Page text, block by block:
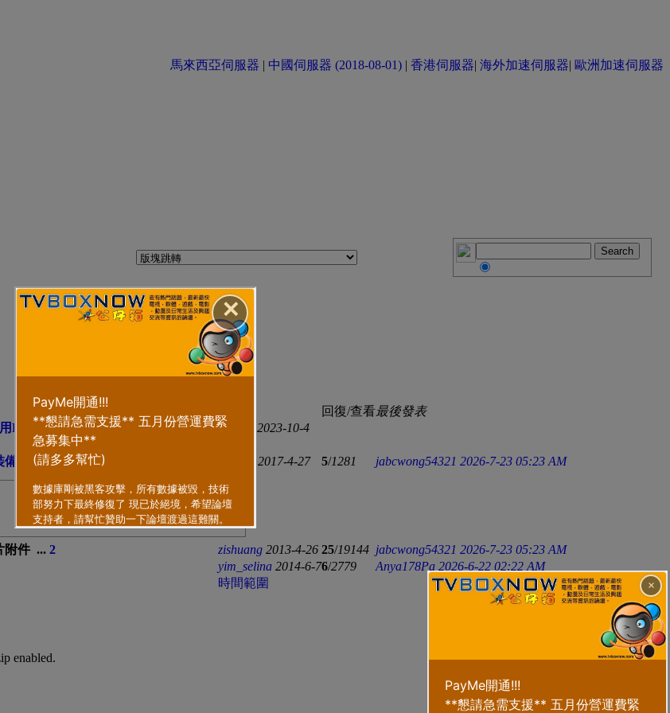
✕
×
馬來西亞伺服器 | 中國伺服器 (2018-08-01) | 香港伺服器| 海外加速伺服器| 歐洲加速伺服器
回復/查看最後發表
PAYME,PAYPAL微信及支付寶贊助]zhouyu
2023-10-4
2017-4-27 5/1281 jabcwong54321 2026-7-23 05:23 AM
... 2 zishuang 2013-4-26 25/19144 jabcwong54321 2026-7-23 05:23 AM
yim_selina 2014-6-76/2779 Anya178Pa 2026-6-22 02:22 AM
時間範圍
enabled.